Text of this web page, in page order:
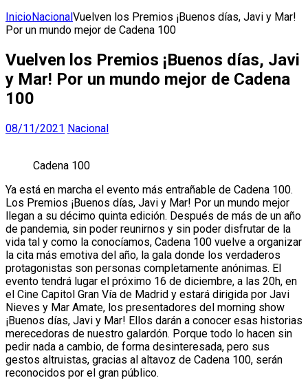
InicioNacionalVuelven los Premios ¡Buenos días, Javi y Mar!
Por un mundo mejor de Cadena 100
Vuelven los Premios ¡Buenos días, Javi
y Mar! Por un mundo mejor de Cadena
100
08/11/2021 Nacional
Cadena 100
Ya está en marcha el evento más entrañable de Cadena 100.
Los Premios ¡Buenos días, Javi y Mar! Por un mundo mejor
llegan a su décimo quinta edición. Después de más de un año
de pandemia, sin poder reunirnos y sin poder disfrutar de la
vida tal y como la conocíamos, Cadena 100 vuelve a organizar
la cita más emotiva del año, la gala donde los verdaderos
protagonistas son personas completamente anónimas. El
evento tendrá lugar el próximo 16 de diciembre, a las 20h, en
el Cine Capitol Gran Vía de Madrid y estará dirigida por Javi
Nieves y Mar Amate, los presentadores del morning show
¡Buenos días, Javi y Mar! Ellos darán a conocer esas historias
merecedoras de nuestro galardón. Porque todo lo hacen sin
pedir nada a cambio, de forma desinteresada, pero sus
gestos altruistas, gracias al altavoz de Cadena 100, serán
reconocidos por el gran público.